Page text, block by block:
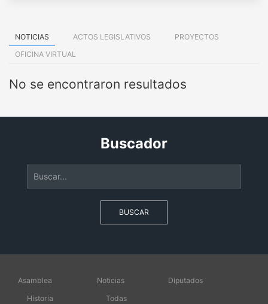
NOTICIAS ACTOS LEGISLATIVOS
PROYECTOS
OFICINA VIRTUAL
No se encontraron resultados
Buscador
BUSCAR
Asamblea
Historia
Noticias
Todas
Diputados